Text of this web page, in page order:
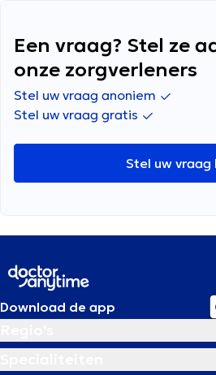
Een vraag? Stel ze
onze zorgverleners
Stel uw vraag anoniem
Stel uw vraag gratis
Stel uw vraag
Download de app